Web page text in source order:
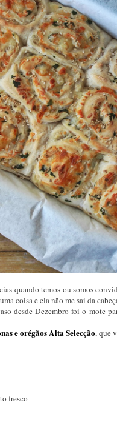
quando temos ou somos
coisa e ela não me sai da
desde Dezembro foi o mote
e orégãos Alta Selecção, que
fresco